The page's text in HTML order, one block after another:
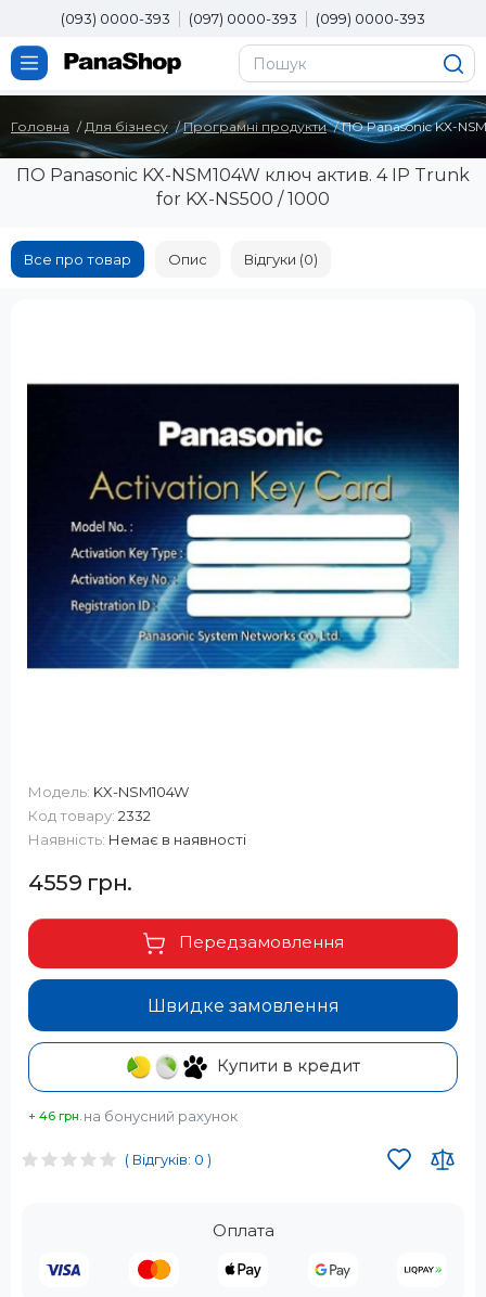
(093) 0000-393 (097) 0000-393 (099) 0000-393
Головна Для бізнесу Програмні продукти ПО Panasonic KX-
ПО Panasonic KX-NSM104W ключ актив. 4 IP Trunk
for KX-NS500 / 1000
Все про товар Опис Відгуки (0)
( Відгуків: 0 )
Оплата
Модель: KX-NSM104W
Код товару: 2332
Наявність: Немає в наявності
4559 грн.
Швидке замовлення
Передзамовлення
Купити в кредит
+ 46 грн. на бонусний рахунок